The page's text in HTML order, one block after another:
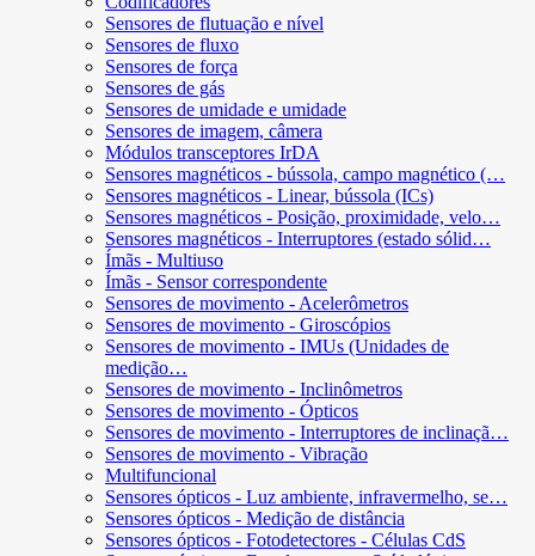
Sensores de flutuação e nível
Sensores de fluxo
Sensores de força
Sensores de gás
Sensores de umidade e umidade
Sensores de imagem, câmera
Módulos transceptores IrDA
Sensores magnéticos - bússola, campo magnético (…
Sensores magnéticos - Linear, bússola (ICs)
Sensores magnéticos - Posição, proximidade, velo…
Sensores magnéticos - Interruptores (estado sólid…
Ímãs - Multiuso
Ímãs - Sensor correspondente
Sensores de movimento - Acelerômetros
Sensores de movimento - Giroscópios
Sensores de movimento - IMUs (Unidades de
medição…
Sensores de movimento - Inclinômetros
Sensores de movimento - Ópticos
Sensores de movimento - Interruptores de inclinaçã…
Sensores de movimento - Vibração
Multifuncional
Sensores ópticos - Luz ambiente, infravermelho, se…
Sensores ópticos - Medição de distância
Sensores ópticos - Fotodetectores - Células CdS